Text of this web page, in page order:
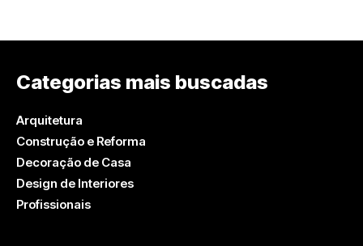
Categorias mais buscadas
Arquitetura
Construção e Reforma
Decoração de Casa
Design de Interiores
Profissionais